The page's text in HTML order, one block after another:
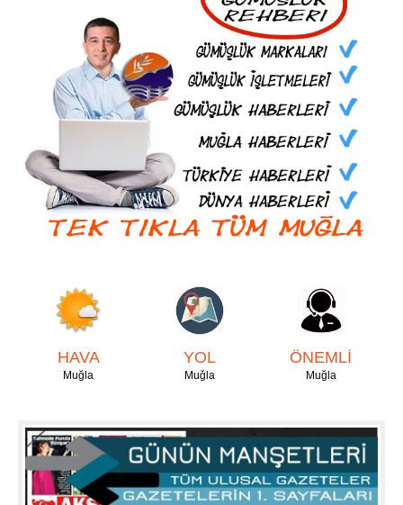
HAVA
Muğla
YOL
Muğla
ÖNEMLİ
Muğla